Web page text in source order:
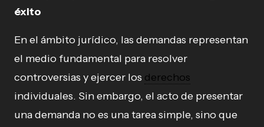
éxito
En el ámbito jurídico, las demandas representan
el medio fundamental para resolver
controversias y ejercer los derechos
individuales. Sin embargo, el acto de presentar
una demanda no es una tarea simple, sino que